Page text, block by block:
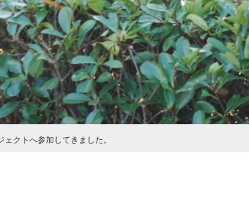
ェクトへ参加してきました。